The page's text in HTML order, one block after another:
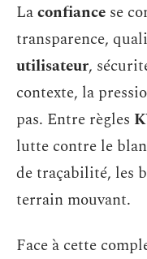
Laconfiance se
transparence,
utilisateur,
contexte, la
pas. Entre règles
lutte contre le
de traçabilité, les
terrain mouvant.
Face à cette